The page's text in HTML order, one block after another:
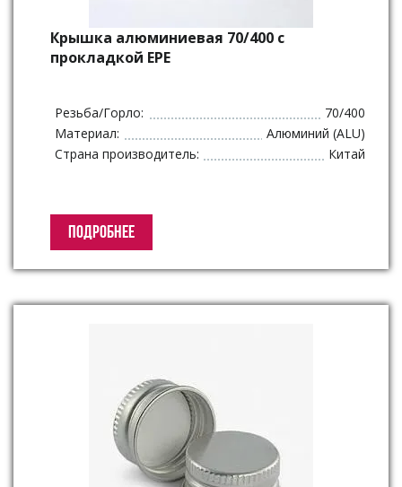
Крышка алюминиевая 70/400 с
прокладкой ЕРЕ
Резьба/Горло:
70/400
Материал:
Алюминий (ALU)
Страна производитель:
Китай
ПОДРОБНЕЕ